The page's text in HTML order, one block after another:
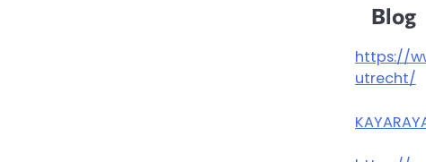
Blog
https://
utrecht/